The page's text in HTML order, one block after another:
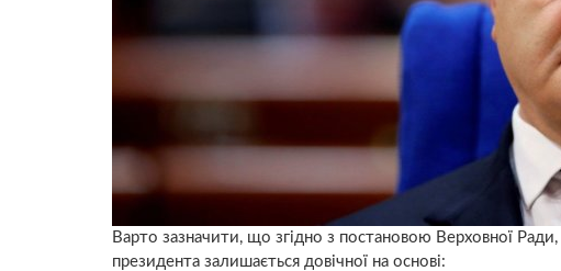
Варто зазначити, що згідно з постановою Верховної
президента залишається довічної на основі: